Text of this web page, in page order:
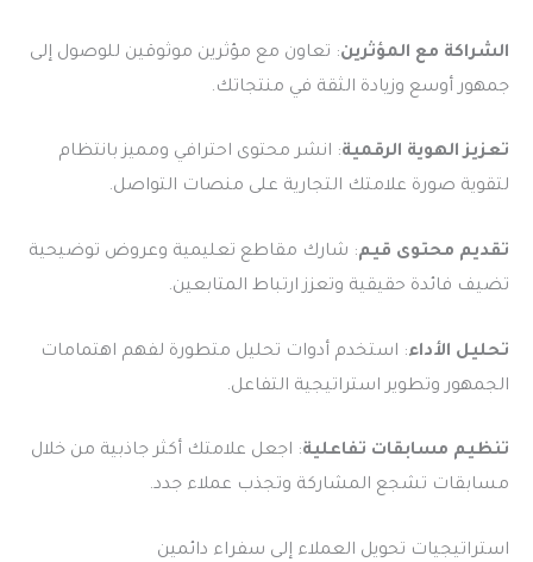
الشراكة مع المؤثرين: تعاون مع مؤثرين موثوقين للوصول إلى
جمهور أوسع وزيادة الثقة في منتجاتك.
تعزيز الهوية الرقمية: انشر محتوى احترافي ومميز بانتظام
لتقوية صورة علامتك التجارية على منصات التواصل.
تقديم محتوى قيم: شارك مقاطع تعليمية وعروض توضيحية
تضيف فائدة حقيقية وتعزز ارتباط المتابعين.
تحليل الأداء: استخدم أدوات تحليل متطورة لفهم اهتمامات
الجمهور وتطوير استراتيجية التفاعل.
تنظيم مسابقات تفاعلية: اجعل علامتك أكثر جاذبية من خلال
مسابقات تشجع المشاركة وتجذب عملاء جدد.
استراتيجيات تحويل العملاء إلى سفراء دائمين